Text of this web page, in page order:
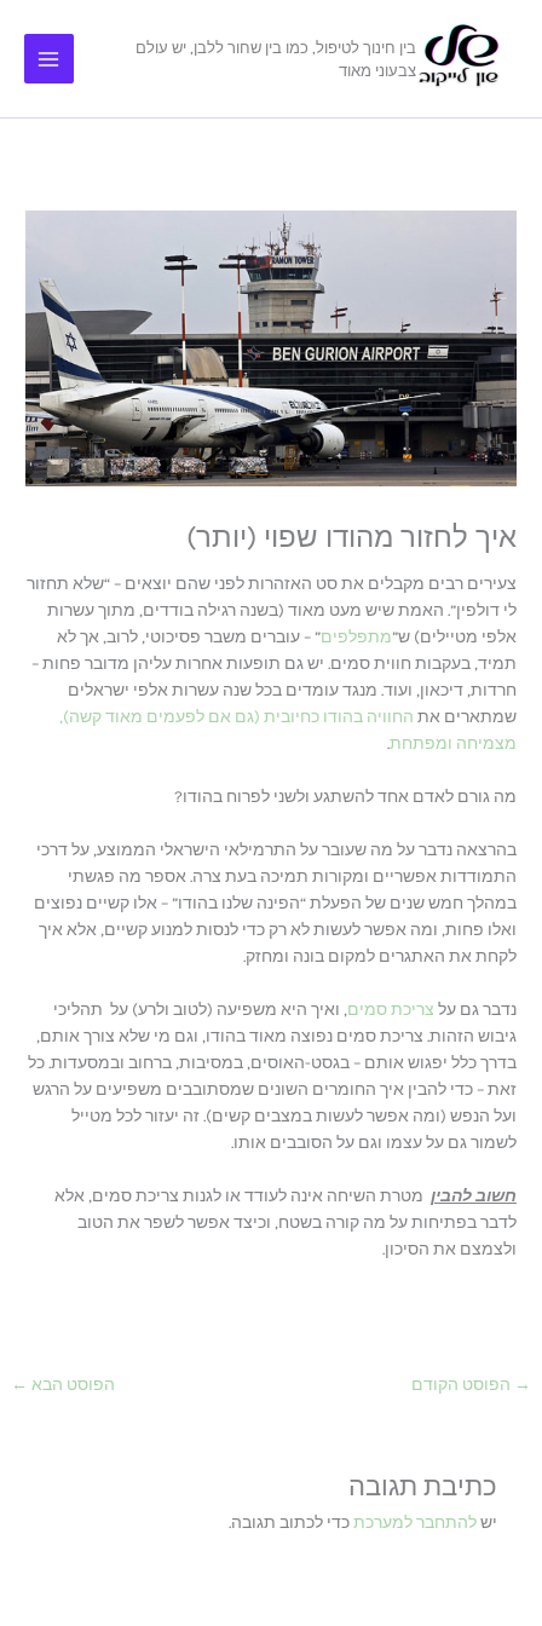
בין חינוך לטיפול, כמו בין שחור ללבן, יש עולם
צבעוני מאוד
איך לחזור מהודו שפוי (יותר)
צעירים רבים מקבלים את סט האזהרות לפני שהם יוצאים – “שלא תחזור
לי דולפין”. האמת שיש מעט מאוד (בשנה רגילה בודדים, מתוך עשרות
אלפי מטיילים) ש”מתפלפים” – עוברים משבר פסיכוטי, לרוב, אך לא
תמיד, בעקבות חווית סמים. יש גם תופעות אחרות עליהן מדובר פחות –
חרדות, דיכאון, ועוד. מנגד עומדים בכל שנה עשרות אלפי ישראלים
שמתארים את החוויה בהודו כחיובית (גם אם לפעמים מאוד קשה),
מצמיחה ומפתחת.
מה גורם לאדם אחד להשתגע ולשני לפרוח בהודו?
בהרצאה נדבר על מה שעובר על התרמילאי הישראלי הממוצע, על דרכי
התמודדות אפשריים ומקורות תמיכה בעת צרה. אספר מה פגשתי
במהלך חמש שנים של הפעלת “הפינה שלנו בהודו” – אלו קשיים נפוצים
ואלו פחות, ומה אפשר לעשות לא רק כדי לנסות למנוע קשיים, אלא איך
לקחת את האתגרים למקום בונה ומחזק.
נדבר גם על צריכת סמים, ואיך היא משפיעה (לטוב ולרע) על תהליכי
גיבוש הזהות. צריכת סמים נפוצה מאוד בהודו, וגם מי שלא צורך אותם,
בדרך כלל יפגוש אותם – בגסט-האוסים, במסיבות, ברחוב ובמסעדות. כל
זאת – כדי להבין איך החומרים השונים שמסתובבים משפיעים על הרגש
ועל הנפש (ומה אפשר לעשות במצבים קשים). זה יעזור לכל מטייל
לשמור גם על עצמו וגם על הסובבים אותו.
חשוב להבין מטרת השיחה אינה לעודד או לגנות צריכת סמים, אלא
לדבר בפתיחות על מה קורה בשטח, וכיצד אפשר לשפר את הטוב
ולצמצם את הסיכון.
→ הפוסט הקודם הפוסט הבא ←
כתיבת תגובה
ישלהתחבר למערכתכדי לכתוב תגובה.